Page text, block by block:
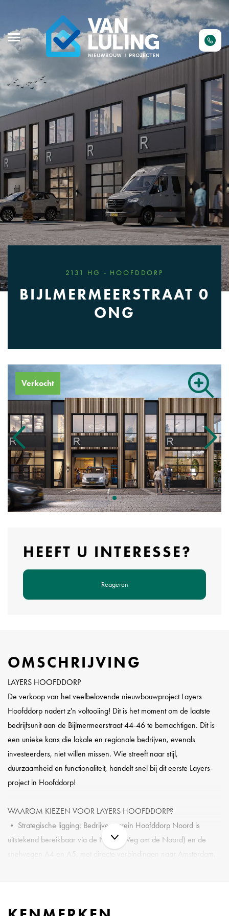
2131 HG - HOOFDDORP
BIJLMERMEERSTRAAT 0
ONG
Verkocht
HEEFT U INTERESSE?
Reageren
OMSCHRIJVING
LAYERS HOOFDDORP
De verkoop van het veelbelovende nieuwbouwproject Layers
Hoofddorp nadert z'n voltooiing! Dit is het moment om de laatste
bedrijfsunit aan de Bijlmermeerstraat 44-46 te bemachtigen. Dit is
een unieke kans die lokale en regionale bedrijven, evenals
investeerders, niet willen missen. Wie streeft naar stijl,
duurzaamheid en functionaliteit, handelt snel bij dit eerste Layers-
project in Hoofddorp!
WAAROM KIEZEN VOOR LAYERS HOOFDDORP?
• Strategische ligging: Bedrijventerrein Hoofddorp Noord is
uitstekend bereikbaar via de N201 (Weg om de Noord) en de
snelwegen A4 en A5, met directe verbindingen naar Amsterdam,
extra aantrekkingskracht voor ondernemers en investeerders.